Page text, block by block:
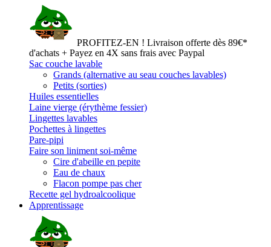
PROFITEZ-EN ! Livraison offerte dès 89€*
d'achats + Payez en 4X sans frais avec Paypal
Sac couche lavable
Grands (alternative au seau couches lavables)
Petits (sorties)
Huiles essentielles
Laine vierge (érythème fessier)
Lingettes lavables
Pochettes à lingettes
Pare-pipi
Faire son liniment soi-même
Cire d'abeille en pepite
Eau de chaux
Flacon pompe pas cher
Recette gel hydroalcoolique
Apprentissage